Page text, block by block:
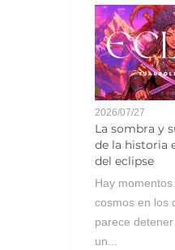
2026/07/27
La sombra y
de la historia
del eclipse
Hay
cosmos en los
parece
un...